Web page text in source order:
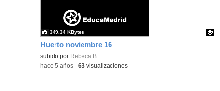
Huerto noviembre 16
Contenido educativo.
subido por Rebeca B.
349.34 KBytes
-hace 5 años -63 visualizaciones